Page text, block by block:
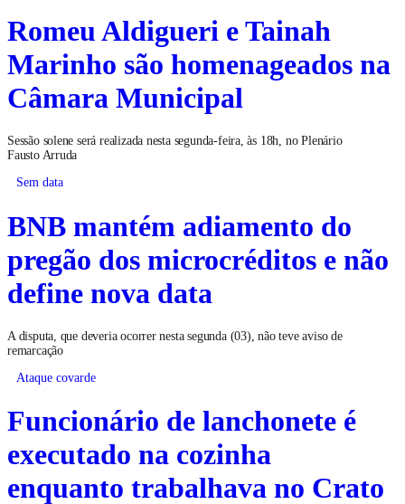
Romeu Aldigueri e Tainah
Marinho são homenageados na
Câmara Municipal
Sessão solene será realizada nesta segunda-feira, às 18h, no Plenário
Fausto Arruda
Sem data
BNB mantém adiamento do
pregão dos microcréditos e não
define nova data
A disputa, que deveria ocorrer nesta segunda (03), não teve aviso de
remarcação
Ataque covarde
Funcionário de lanchonete é
executado na cozinha
enquanto trabalhava no Crato